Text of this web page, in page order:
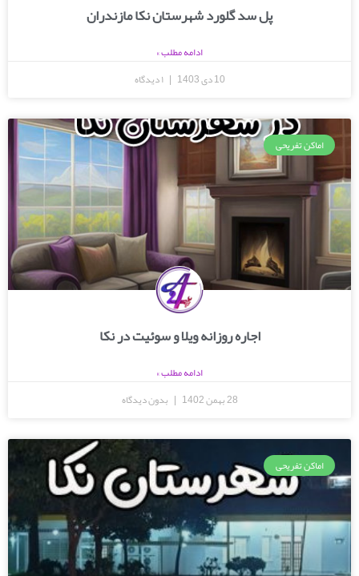
پل سد گلورد شهرستان نکا مازندران
ادامه مطلب »
10 دی 1403
۱ دیدگاه
اماکن تفریحی
اجاره روزانه ویلا و سوئیت در نکا
ادامه مطلب »
28 بهمن 1402
بدون دیدگاه
اماکن تفریحی